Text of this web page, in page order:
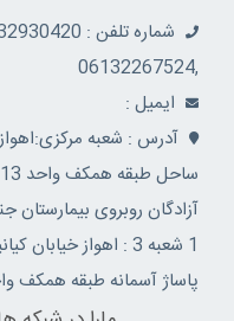
شماره تلفن
,06132267524
ايميل :
آزادگان روبروی
1 شعبه 3 : اهواز
پاساژ آسمانه طبقه همکف